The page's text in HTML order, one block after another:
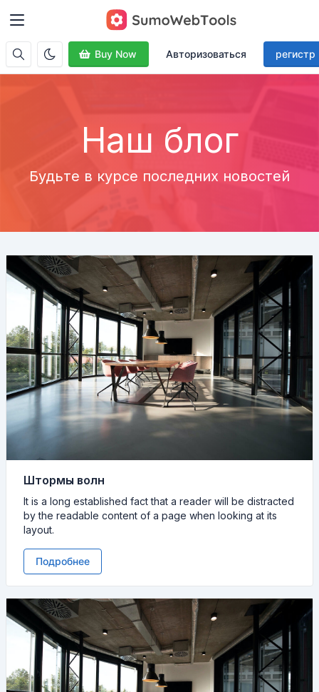
Buy Now Авторизоваться регистр
Наш блог
Будьте в курсе последних новостей
Штормы волн
It is a long established fact that a reader will be distracted
by the readable content of a page when looking at its
layout.
Подробнее